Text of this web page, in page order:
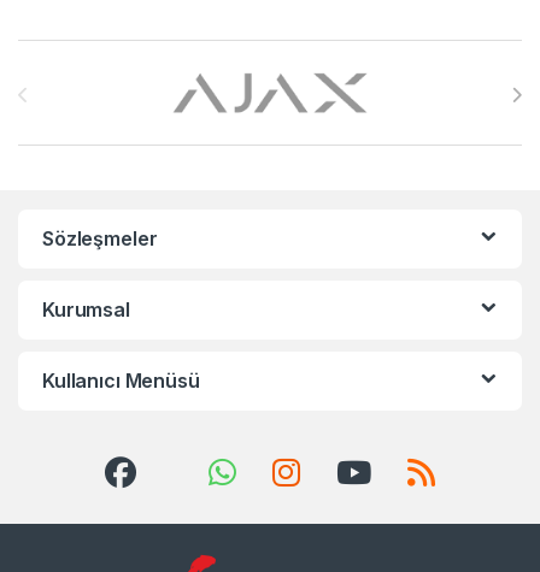
Sözleşmeler
Kurumsal
Kullanıcı Menüsü